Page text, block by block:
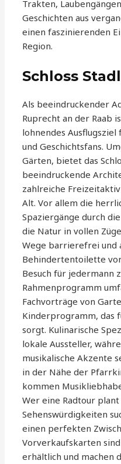
Trakten,
Geschichten aus
einen faszinierenden
Region.
Schloss Stadl
Als beeindruckender
Ruprecht an der Raab
lohnendes
und Geschichtsfans.
Gärten, bietet das
beeindruckende
zahlreiche
Alt. Vor allem die
Spaziergänge durch
die Natur in vollen
Wege barrierefrei und
Behindertentoilette
Besuch für jedermann
Rahmenprogramm
Fachvorträge von
Kinderprogramm, das
sorgt. Kulinarische
lokale Aussteller,
musikalische Akzente
in der Nähe der
kommen
Wer eine Radtour
Sehenswürdigkeiten
einen perfekten
Vorverkaufskarten
erhältlich und machen